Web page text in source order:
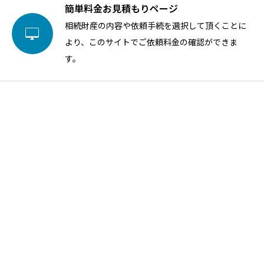

簡単料金お見積もりページ
相続財産の内容や依頼手続を選択して頂くことに
より、このサイトでご依頼料金の確認ができま
す。